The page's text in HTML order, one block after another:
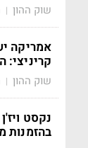
שוק ההון |
קריניצי:
שוק ההון |
בהזמנות